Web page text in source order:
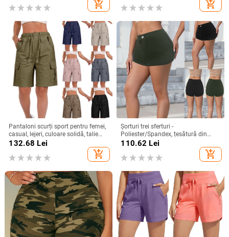
add_shopping_cart add_shopping_cart
Pantaloni scurți sport pentru femei,
casual, lejeri, culoare solidă, talie
înaltă, cu șireturi, cargo cu
132.68 Lei
add_shopping_cart
Șorturi trei sferturi -
Poliester/Spandex, țesătură din
mătase de lapte, microelasticitate,
110.62 Lei
add_shopping_cart